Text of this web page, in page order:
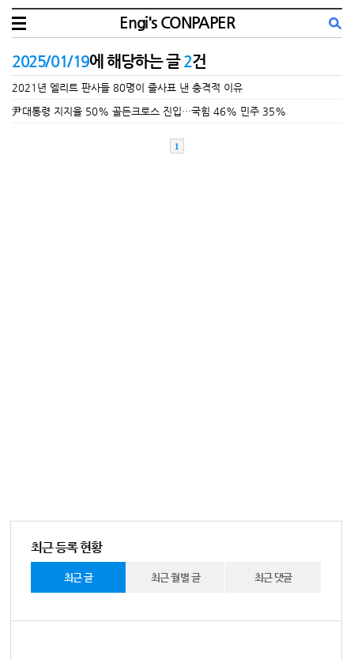
Engi's CONPAPER
2025/01/19에 해당하는 글2건
2021년 엘리트 판사들 80명이 줄사표 낸 충격적 이유
尹대통령 지지율 50% 골든크로스 진입…국힘 46% 민주 35%
1
최근 등록 현황
최근 글 최근 월별 글 최근 댓글